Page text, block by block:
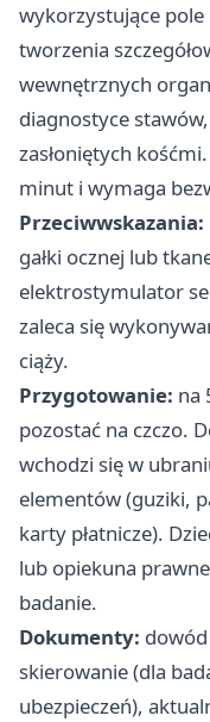
wykorzystujące
tworzenia
wewnętrznych
diagnostyce
zasłoniętych
minut i wymaga
Przeciwwskazania:
gałki ocznej lub
elektrostymulator
zaleca się
ciąży.
Przygotowanie: na
pozostać na czczo.
wchodzi się w
elementów (guziki,
karty płatnicze).
lub opiekuna
badanie.
Dokumenty:
skierowanie (dla
ubezpieczeń),